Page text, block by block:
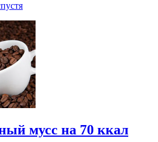
мусс на 70 ккал